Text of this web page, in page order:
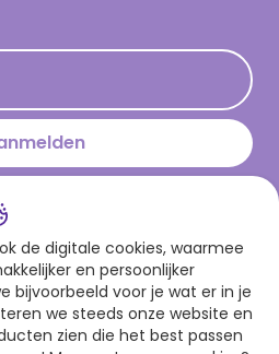
de digitale cookies, waarmee
en persoonlijker
bijvoorbeeld voor je wat er in je
we steeds onze website en
zien die het best passen